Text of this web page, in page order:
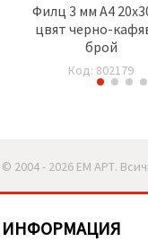
Филц 3 мм A4
цвят черно-
брой
Код: 802179
© 2004 - 2026 ЕМ АРТ.
ИНФОРМАЦИЯ